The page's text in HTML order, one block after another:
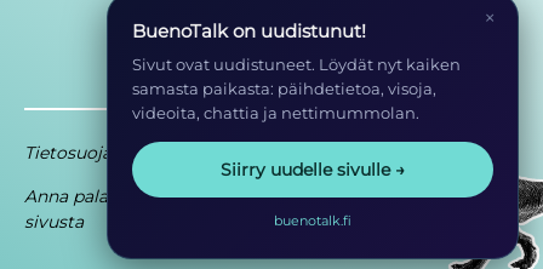
Youtube
Tietosuoja
Anna palautetta
sivusta
Osa EHYT ry:n
toimintaa
×
BuenoTalk on uudistunut!
Sivut ovat uudistuneet. Löydät nyt kaiken
samasta paikasta: päihdetietoa, visoja,
videoita, chattia ja nettimummolan.
Siirry uudelle sivulle →
buenotalk.fi